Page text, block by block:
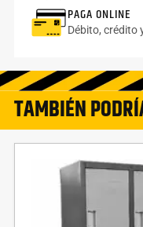
PAGA ONLINE
Débito, crédito
TAMBIÉN